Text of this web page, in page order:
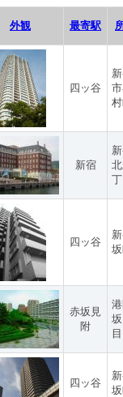
外観 最寄駅
四ッ谷
新宿
四ッ谷
赤坂見
附
目
四ッ谷